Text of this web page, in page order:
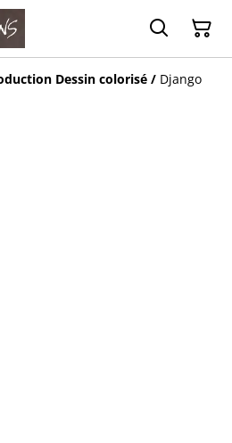
Dessin colorisé / Django